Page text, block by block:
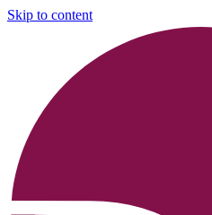
Skip to content